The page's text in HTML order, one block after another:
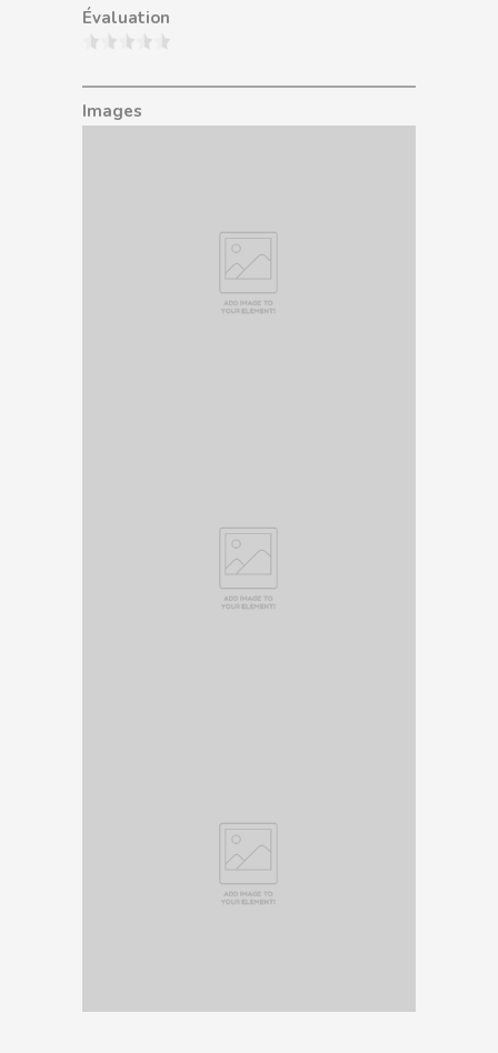
Évaluation
Images